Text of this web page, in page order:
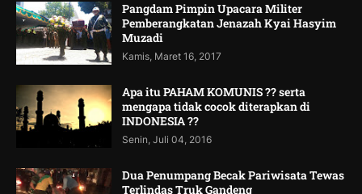
Pangdam Pimpin Upacara Militer
Pemberangkatan Jenazah Kyai Hasyim
Muzadi
Kamis, Maret 16, 2017
Apa itu PAHAM KOMUNIS ?? serta
mengapa tidak cocok diterapkan di
INDONESIA ??
Senin, Juli 04, 2016
Dua Penumpang Becak Pariwisata Tewas
Terlindas Truk Gandeng